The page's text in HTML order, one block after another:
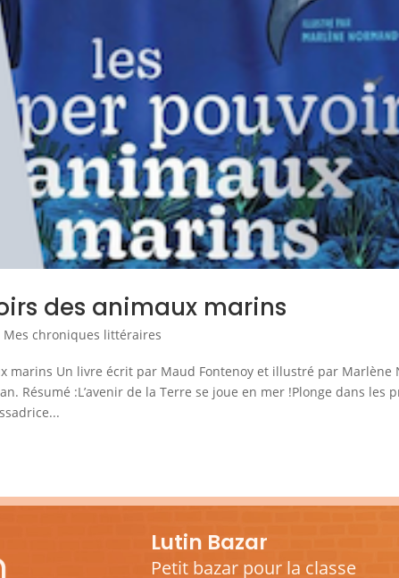
des animaux marins
Mes chroniques littéraires
marins Un livre écrit par Maud Fontenoy et illustré par Marlène
Résumé :L’avenir de la Terre se joue en mer !Plonge dans les
Lutin Bazar
Petit bazar pour la classe